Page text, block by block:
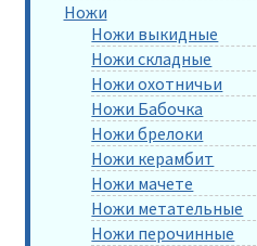
Ножи
Ножи выкидные
Ножи складные
Ножи охотничьи
Ножи Бабочка
Ножи брелоки
Ножи керамбит
Ножи мачете
Ножи метательные
Ножи перочинные